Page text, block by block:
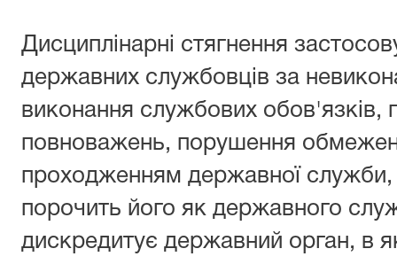
Дисциплінарні стягнення
державних службовців за
виконання службових обов'язків,
повноважень, порушення
проходженням державної
порочить його як державного
дискредитує державний орган, в